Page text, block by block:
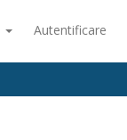
Autentificare